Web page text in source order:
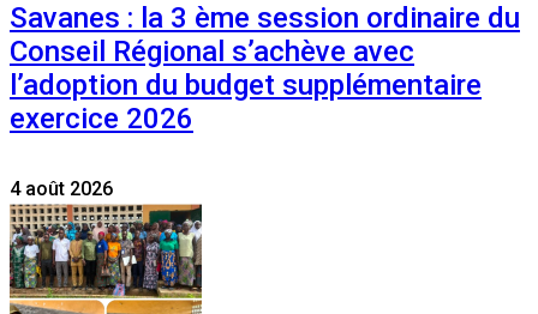
Savanes : la 3 ème session ordinaire du
Conseil Régional s’achève avec
l’adoption du budget supplémentaire
exercice 2026
4 août 2026